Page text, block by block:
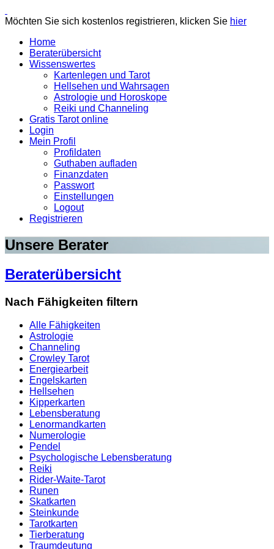
Möchten Sie sich kostenlos registrieren, klicken Sie hier
Home
Beraterübersicht
Wissenswertes
Kartenlegen und Tarot
Hellsehen und Wahrsagen
Astrologie und Horoskope
Reiki und Channeling
Gratis Tarot online
Login
Mein Profil
Profildaten
Guthaben aufladen
Finanzdaten
Passwort
Einstellungen
Logout
Registrieren
Unsere Berater
Beraterübersicht
Nach Fähigkeiten filtern
Alle Fähigkeiten
Astrologie
Channeling
Crowley Tarot
Energiearbeit
Engelskarten
Hellsehen
Kipperkarten
Lebensberatung
Lenormandkarten
Numerologie
Pendel
Psychologische Lebensberatung
Reiki
Rider-Waite-Tarot
Runen
Skatkarten
Steinkunde
Tarotkarten
Tierberatung
Traumdeutung